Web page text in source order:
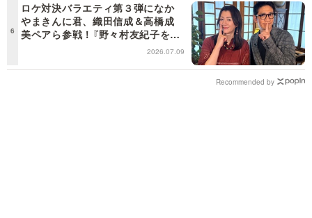
ロケ対決バラエティ第３弾になか
やまきんに君、織田信成＆高橋成
美ペアら参戦！『野々村友紀子を黙
らせろ！』１２日（日）昼に放送！
2026.07.09
Recommended by